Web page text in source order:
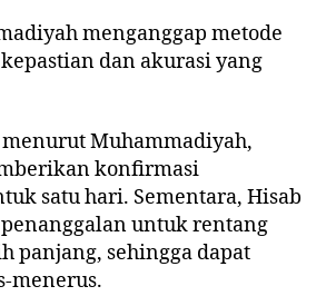
menganggap metode
dan akurasi yang
Muhammadiyah,
konfirmasi
satu hari. Sementara, Hisab
untuk rentang
panjang, sehingga dapat
menerus.